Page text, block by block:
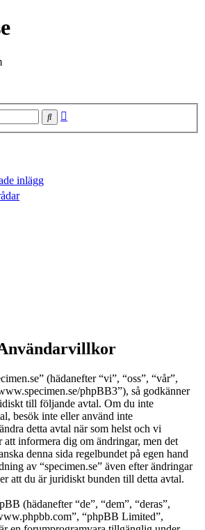
Sök
inlägg
(hädanefter “vi”, “oss”, “vår”,
phpBB3”), så godkänner
till följande avtal. Om du inte
besök inte eller använd inte
detta avtal när som helst och vi
informera dig om ändringar, men det
denna sida regelbundet på egen hand
av “specimen.se” även efter ändringar
att du är juridiskt bunden till detta avtal.
(hädanefter “de”, “dem”, “deras”,
“phpBB Limited”,